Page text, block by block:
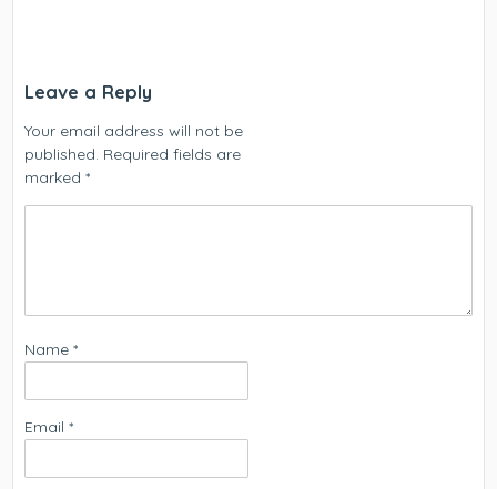
Leave a Reply
Your email address will not be
published. Required fields are
marked*
Name*
Email*